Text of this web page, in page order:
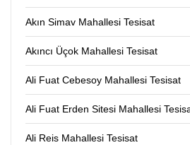
Akın Simav Mahallesi Tesisat
Akıncı Üçok Mahallesi Tesisat
Ali Fuat Cebesoy Mahallesi Tesisat
Ali Fuat Erden Sitesi Mahallesi
Ali Reis Mahallesi Tesisat